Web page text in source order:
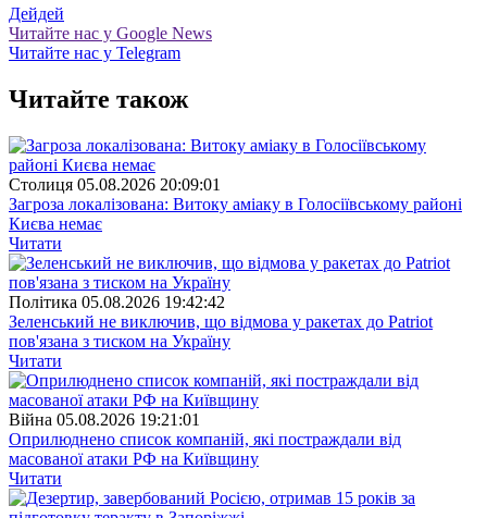
Дейдей
Читайте нас у Google News
Читайте нас у Telegram
Читайте також
Столиця 05.08.2026 20:09:01
Загроза локалізована: Витоку аміаку в Голосіївському районі
Києва немає
Читати
Полiтика 05.08.2026 19:42:42
Зеленський не виключив, що відмова у ракетах до Patriot
пов'язана з тиском на Україну
Читати
Війна 05.08.2026 19:21:01
Оприлюднено список компаній, які постраждали від
масованої атаки РФ на Київщину
Читати